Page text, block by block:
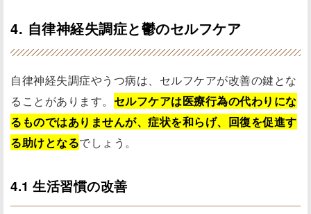
4. 自律神経失調症と鬱のセルフケア
自律神経失調症やうつ病は、セルフケアが改善の鍵とな
ることがあります。 セルフケアは医療行為の代わりにな
るものではありませんが、症状を和らげ、回復を促進す
る助けとなるでしょう。
4.1 生活習慣の改善